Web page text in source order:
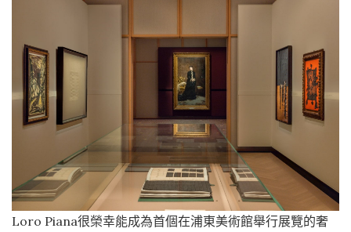
Loro Piana很榮幸能成為首個在浦東美術館舉行展覽的奢